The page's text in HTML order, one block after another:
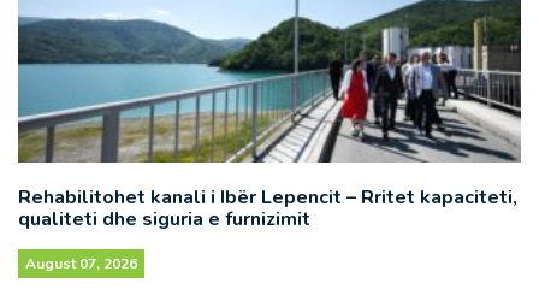
Rehabilitohet kanali i Ibër Lepencit – Rritet kapaciteti,
qualiteti dhe siguria e furnizimit
August 07, 2026